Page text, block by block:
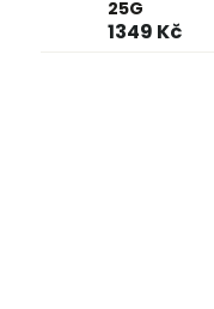
25G
1349 Kč